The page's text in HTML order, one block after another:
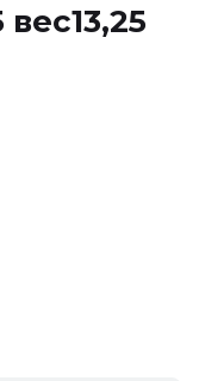
вес13,25